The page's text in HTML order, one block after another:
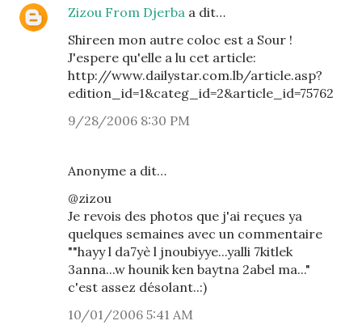
Zizou From Djerba a dit…
Shireen mon autre coloc est a Sour !
J'espere qu'elle a lu cet article:
http://www.dailystar.com.lb/article.asp?
edition_id=1&categ_id=2&article_id=75762
9/28/2006 8:30 PM
Anonyme a dit…
@zizou
Je revois des photos que j'ai reçues ya
quelques semaines avec un commentaire
""hayy l da7yè l jnoubiyye...yalli 7kitlek
3anna...w hounik ken baytna 2abel ma..."
c'est assez désolant..:)
10/01/2006 5:41 AM